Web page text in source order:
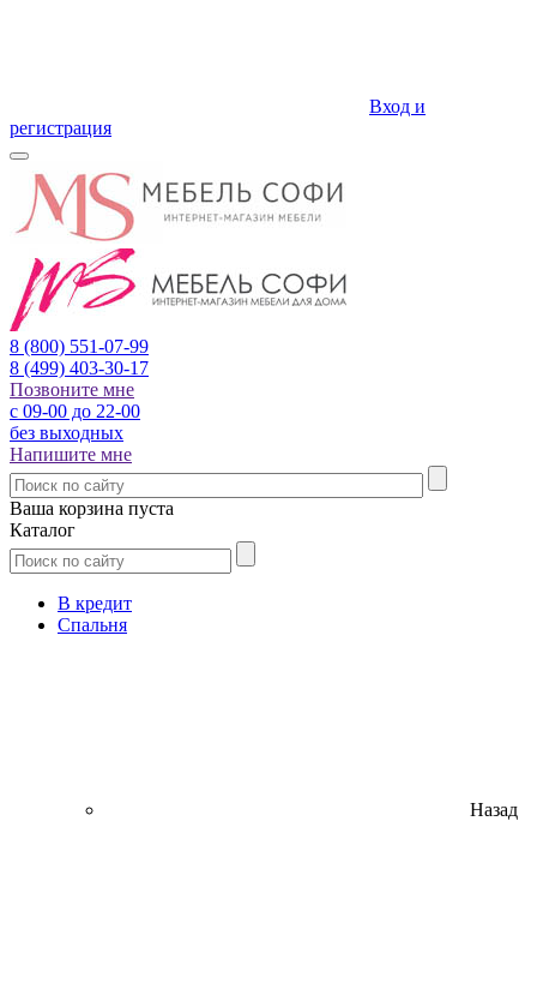
Вход и
регистрация
8 (800) 551-07-99
8 (499) 403-30-17
Позвоните мне
с 09-00 до 22-00
без выходных
Напишите мне
Ваша корзина пуста
Каталог
В кредит
Спальня
Назад